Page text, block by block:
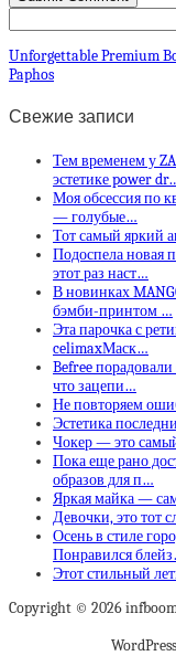
Unforgettable Premium
Paphos
Свежие записи
Тем временем у
эстетике power
Моя обсессия по
— голубые…
Тот самый яркий
Подоспела новая
этот раз наст…
В новинках
бэмби-принтом …
Эта парочка с
celimaxМаск…
Befree
что зацепи…
Не повторяем
Эстетика
Чокер — это
Пока еще рано
образов для п…
Яркая майка —
Девочки, это тот
Осень в стиле
Понравился
Этот стильный
Copyright © 2026